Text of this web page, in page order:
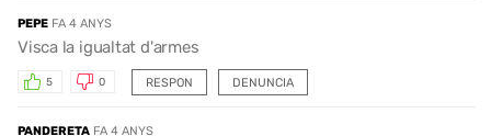
PEPE FA 4 ANYS
Visca la igualtat d'armes
RESPON
5 0 DENUNCIA
PANDERETA FA 4 ANYS